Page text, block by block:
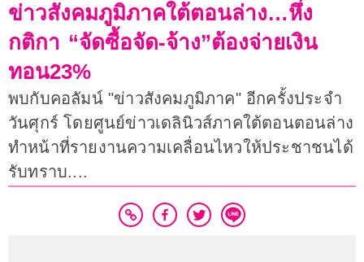
ข่าวสังคมภูมิภาคใต้ตอนล่าง…หึ่ง
กติกา “จัดซื้อจัด-จ้าง”ต้องจ่ายเงิน
ทอน23%
พบกับคอลัมน์ "ข่าวสังคมภูมิภาค" อีกครั้งประจำ
วันศุกร์ โดยศูนย์ข่าวเดลินิวส์ภาคใต้ตอนตอนล่าง
ทำหน้าที่รายงานความเคลื่อนไหวให้ประชาชนได้
รับทราบ....